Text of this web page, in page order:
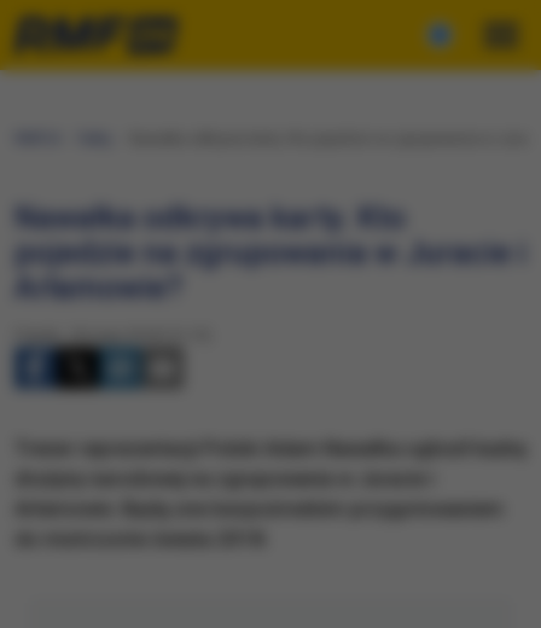
Nawałka odkrywa karty. Kto
pojedzie na zgrupowania w Juracie i
Arłamowie?